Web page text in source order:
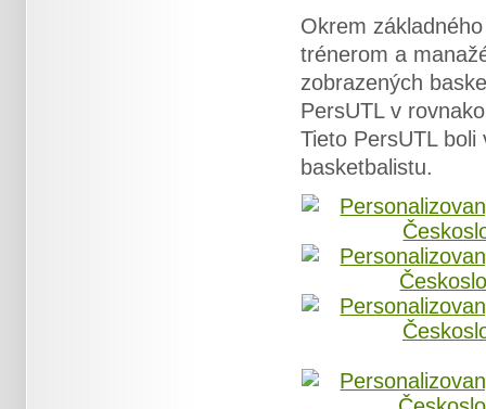
Okrem
trénerom a
zobrazených
PersUTL v
Tieto PersUTL
basketbalistu.